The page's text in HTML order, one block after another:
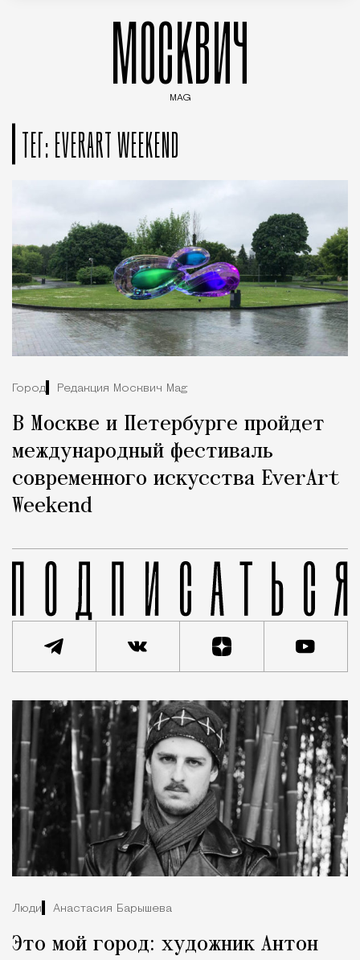
МОСКВИЧ
MAG
ТЕГ: EVERART WEEKEND
Город Редакция Москвич Mag
В Москве и Петербурге пройдет
международный фестиваль
современного искусства EverArt
Weekend
Люди Анастасия Барышева
Это мой город: художник Антон